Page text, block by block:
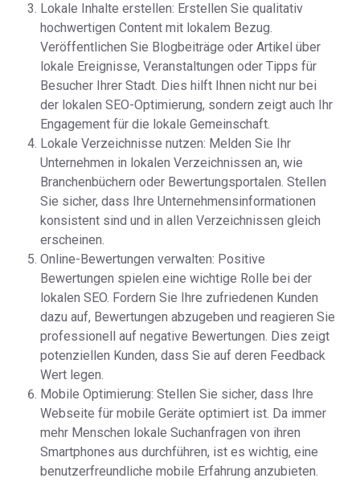
Lokale Inhalte erstellen: Erstellen Sie qualitativ
hochwertigen Content mit lokalem Bezug.
Veröffentlichen Sie Blogbeiträge oder Artikel über
lokale Ereignisse, Veranstaltungen oder Tipps für
Besucher Ihrer Stadt. Dies hilft Ihnen nicht nur bei
der lokalen SEO-Optimierung, sondern zeigt auch Ihr
Engagement für die lokale Gemeinschaft.
Lokale Verzeichnisse nutzen: Melden Sie Ihr
Unternehmen in lokalen Verzeichnissen an, wie
Branchenbüchern oder Bewertungsportalen. Stellen
Sie sicher, dass Ihre Unternehmensinformationen
konsistent sind und in allen Verzeichnissen gleich
erscheinen.
Online-Bewertungen verwalten: Positive
Bewertungen spielen eine wichtige Rolle bei der
lokalen SEO. Fordern Sie Ihre zufriedenen Kunden
dazu auf, Bewertungen abzugeben und reagieren Sie
professionell auf negative Bewertungen. Dies zeigt
potenziellen Kunden, dass Sie auf deren Feedback
Wert legen.
Mobile Optimierung: Stellen Sie sicher, dass Ihre
Webseite für mobile Geräte optimiert ist. Da immer
mehr Menschen lokale Suchanfragen von ihren
Smartphones aus durchführen, ist es wichtig, eine
benutzerfreundliche mobile Erfahrung anzubieten.